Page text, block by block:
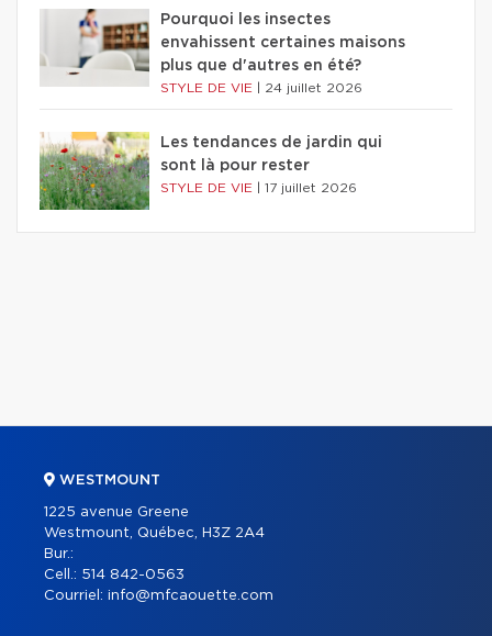
Pourquoi les insectes
envahissent certaines maisons
plus que d'autres en été?
STYLE DE VIE 24 juillet 2026
Les tendances de jardin qui
sont là pour rester
STYLE DE VIE 17 juillet 2026
WESTMOUNT
1225 avenue Greene
Westmount, Québec, H3Z 2A4
Bur.:
Cell.: 514 842-0563
Courriel: info@mfcaouette.com